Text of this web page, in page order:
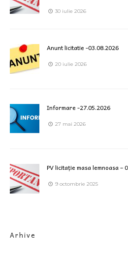
30 iulie 2026
Anunt licitatie -03.08.2026
20 iulie 2026
Informare -27.05.2026
27 mai 2026
PV licitație masa lemnoasa –
9 octombrie 2025
Arhive